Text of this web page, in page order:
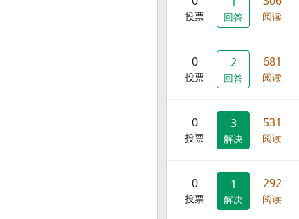
投票 回答 阅读
0
投票
2
回答
681
阅读
0
投票
3
解决
531
阅读
0
投票
1
解决
292
阅读